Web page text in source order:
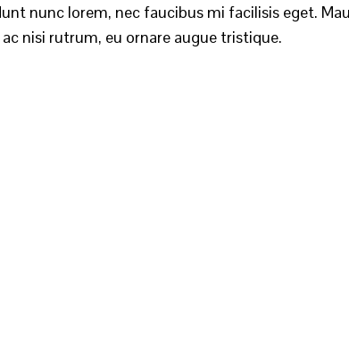
nunc lorem, nec faucibus mi facilisis eget.
nisi rutrum, eu ornare augue tristique.